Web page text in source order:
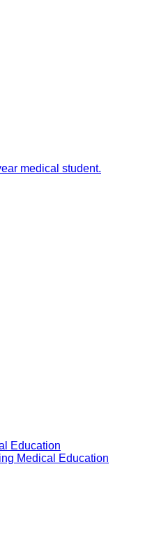
medical student.
Education
Medical Education